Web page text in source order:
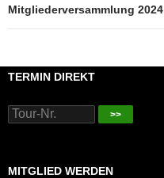
Mitgliederversammlung 2024
TERMIN DIREKT
>>
MITGLIED WERDEN